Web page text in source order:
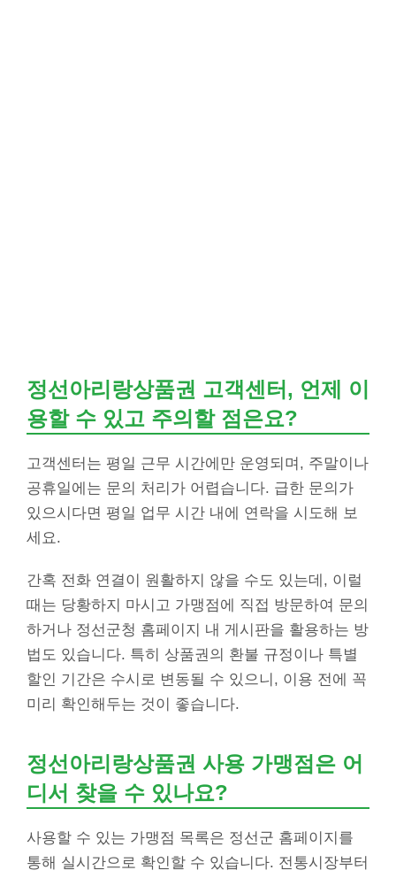
정선아리랑상품권 고객센터, 언제 이
용할 수 있고 주의할 점은요?
고객센터는 평일 근무 시간에만 운영되며, 주말이나
공휴일에는 문의 처리가 어렵습니다. 급한 문의가
있으시다면 평일 업무 시간 내에 연락을 시도해 보
세요.
간혹 전화 연결이 원활하지 않을 수도 있는데, 이럴
때는 당황하지 마시고 가맹점에 직접 방문하여 문의
하거나 정선군청 홈페이지 내 게시판을 활용하는 방
법도 있습니다. 특히 상품권의 환불 규정이나 특별
할인 기간은 수시로 변동될 수 있으니, 이용 전에 꼭
미리 확인해두는 것이 좋습니다.
정선아리랑상품권 사용 가맹점은 어
디서 찾을 수 있나요?
사용할 수 있는 가맹점 목록은 정선군 홈페이지를
통해 실시간으로 확인할 수 있습니다. 전통시장부터